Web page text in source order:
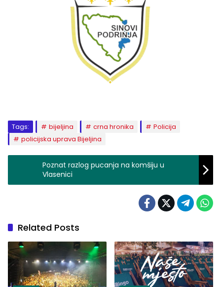
Tags: bijeljina crna hronika
Policija
policijska uprava Bijeljina
Poznat razlog pucanja na komšiju u
Vlasenici
Related Posts